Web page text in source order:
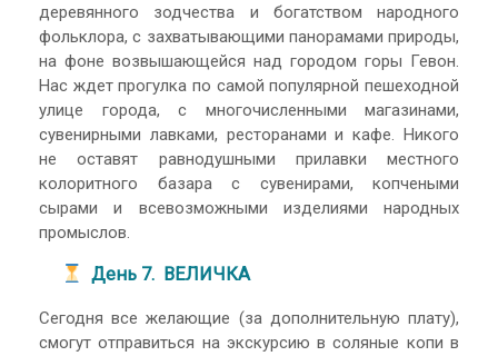
деревянного зодчества и богатством народного
фольклора, с захватывающими панорамами природы,
на фоне возвышающейся над городом горы Гевон.
Нас ждет прогулка по самой популярной пешеходной
улице города, с многочисленными магазинами,
сувенирными лавками, ресторанами и кафе. Никого
не оставят равнодушными прилавки местного
колоритного базара с сувенирами, копчеными
сырами и всевозможными изделиями народных
промыслов.
День 7. ВЕЛИЧКА
Сегодня все желающие (за дополнительную плату),
смогут отправиться на экскурсию в соляные копи в